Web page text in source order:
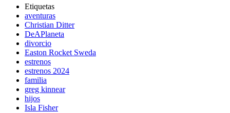
Etiquetas
aventuras
Christian Ditter
DeAPlaneta
divorcio
Easton Rocket Sweda
estrenos
estrenos 2024
familia
greg kinnear
hijos
Isla Fisher